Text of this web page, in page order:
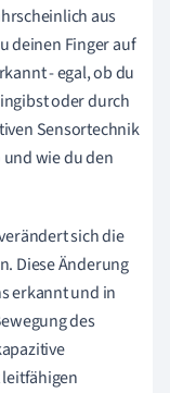
aus
deinen Finger auf
- egal, ob du
oder durch
Sensortechnik
wie du den
sich die
Diese Änderung
erkannt und in
des